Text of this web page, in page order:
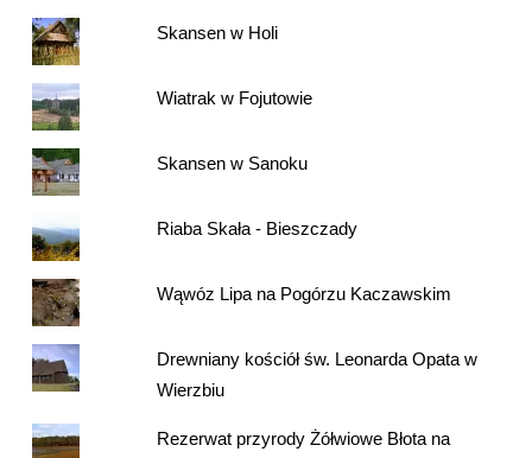
Skansen w Holi
Wiatrak w Fojutowie
Skansen w Sanoku
Riaba Skała - Bieszczady
Wąwóz Lipa na Pogórzu Kaczawskim
Drewniany kościół św. Leonarda Opata w
Wierzbiu
Rezerwat przyrody Żółwiowe Błota na